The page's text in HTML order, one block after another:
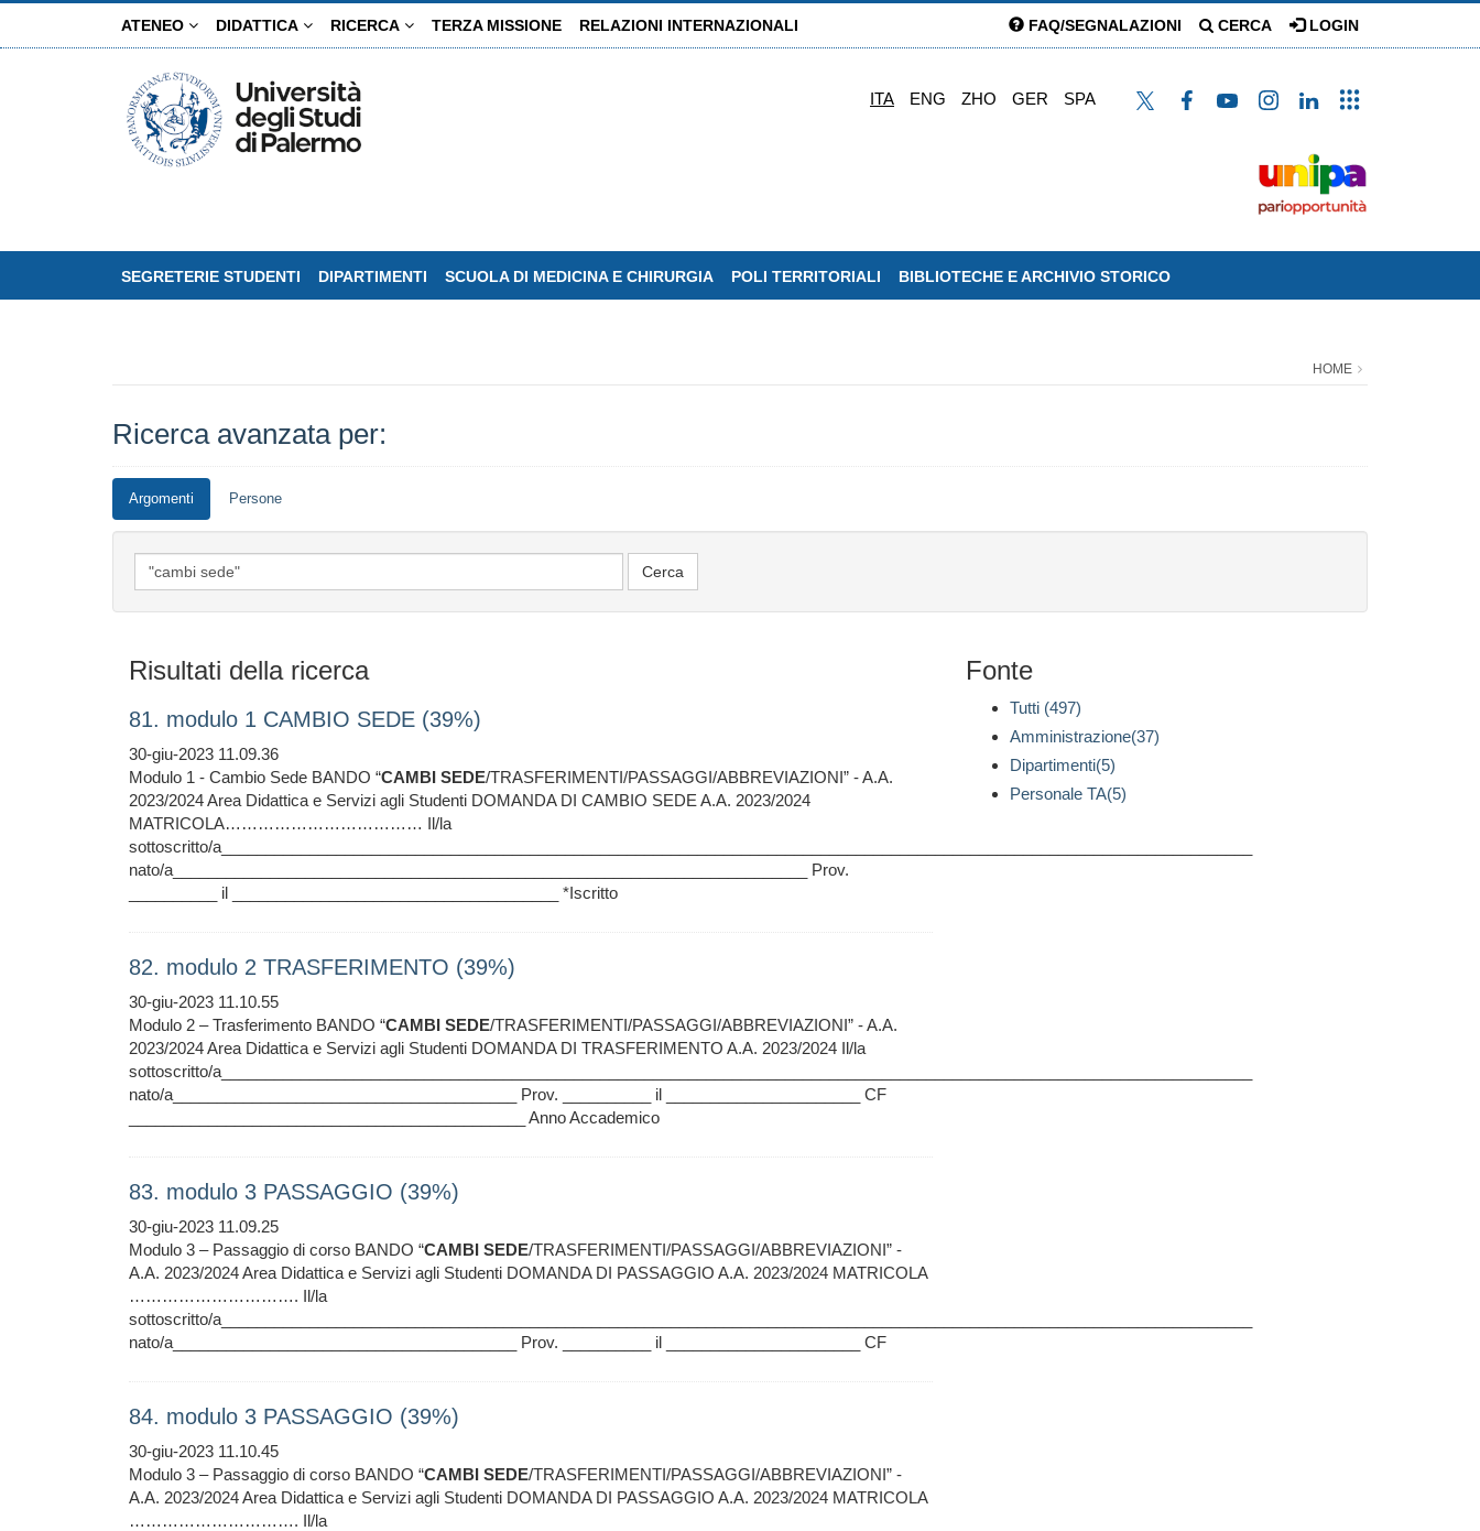
ATENEO DIDATTICA RICERCA TERZA MISSIONE RELAZIONI INTERNAZIONALI FAQ/SEGNALAZIONI CERCA LOGIN
ITA ENG ZHO GER SPA
SEGRETERIE STUDENTI DIPARTIMENTI SCUOLA DI MEDICINA E CHIRURGIA POLI TERRITORIALI BIBLIOTECHE E ARCHIVIO STORICO
HOME
Ricerca avanzata per:
Argomenti Persone
Risultati della ricerca
81. modulo 1 CAMBIO SEDE (39%)
30-giu-2023 11.09.36
Modulo 1 - Cambio Sede BANDO “CAMBI SEDE/TRASFERIMENTI/PASSAGGI/ABBREVIAZIONI” - A.A.
2023/2024 Area Didattica e Servizi agli Studenti DOMANDA DI CAMBIO SEDE A.A. 2023/2024
MATRICOLA……………………………… Il/la
sottoscritto/a_____________________________________________________________________________________________________________________
nato/a________________________________________________________________________ Prov.
__________ il _____________________________________ *Iscritto
82. modulo 2 TRASFERIMENTO (39%)
30-giu-2023 11.10.55
Modulo 2 – Trasferimento BANDO “CAMBI SEDE/TRASFERIMENTI/PASSAGGI/ABBREVIAZIONI” - A.A.
2023/2024 Area Didattica e Servizi agli Studenti DOMANDA DI TRASFERIMENTO A.A. 2023/2024 Il/la
sottoscritto/a_____________________________________________________________________________________________________________________
nato/a_______________________________________ Prov. __________ il ______________________ CF
_____________________________________________ Anno Accademico
83. modulo 3 PASSAGGIO (39%)
30-giu-2023 11.09.25
Modulo 3 – Passaggio di corso BANDO “CAMBI SEDE/TRASFERIMENTI/PASSAGGI/ABBREVIAZIONI” -
A.A. 2023/2024 Area Didattica e Servizi agli Studenti DOMANDA DI PASSAGGIO A.A. 2023/2024 MATRICOLA
…………………………. Il/la
sottoscritto/a_____________________________________________________________________________________________________________________
nato/a_______________________________________ Prov. __________ il ______________________ CF
84. modulo 3 PASSAGGIO (39%)
30-giu-2023 11.10.45
Modulo 3 – Passaggio di corso BANDO “CAMBI SEDE/TRASFERIMENTI/PASSAGGI/ABBREVIAZIONI” -
A.A. 2023/2024 Area Didattica e Servizi agli Studenti DOMANDA DI PASSAGGIO A.A. 2023/2024 MATRICOLA
…………………………. Il/la
Fonte
Tutti (497)
Amministrazione(37)
Dipartimenti(5)
Personale TA(5)